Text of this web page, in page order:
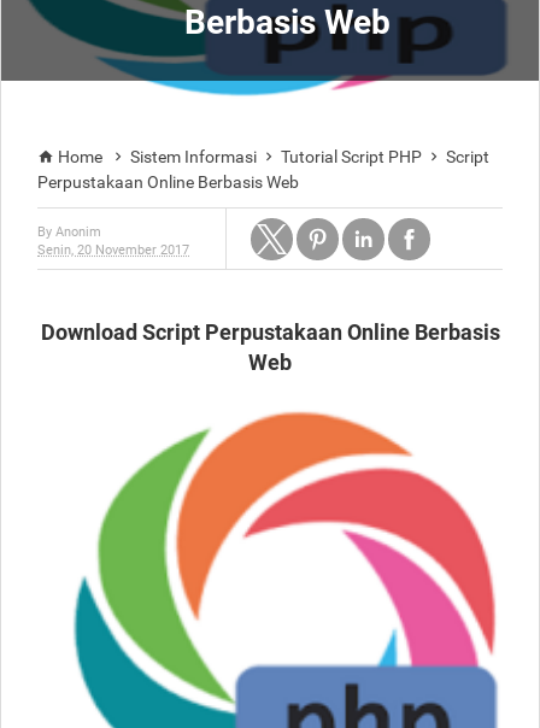
Berbasis Web
 Home  Sistem Informasi  Tutorial Script PHP  Script
Perpustakaan Online Berbasis Web
By Anonim
Senin, 20 November 2017
Download Script Perpustakaan Online Berbasis
Web